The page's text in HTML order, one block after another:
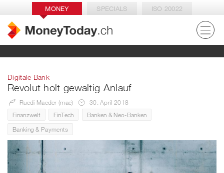
MONEY SPECIALS ISO 20022
Digitale Bank
Revolut holt gewaltig Anlauf
Ruedi Maeder (mae)
30. April 2018
Finanzwelt
FinTech
Banken & Neo-Banken
Banking & Payments